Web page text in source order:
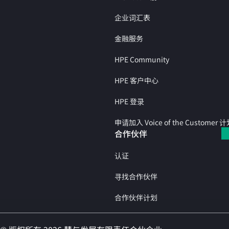
企业词汇表
金融服务
HPE Community
HPE 客户中心
HPE 登录
申请加入 Voice of the Customer 计
合作伙伴
认证
寻找合作伙伴
合作伙伴计划